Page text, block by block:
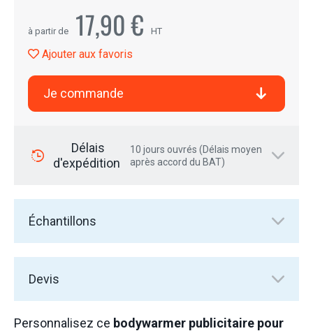
à partir de 17,90 € HT
Ajouter aux favoris
Je commande
Délais
d'expédition
10 jours ouvrés (Délais moyen
après accord du BAT)
Échantillons
Devis
Personnalisez ce bodywarmer publicitaire pour